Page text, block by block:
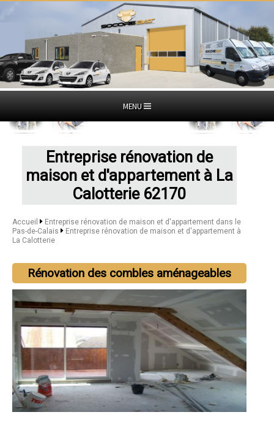
MENU
Entreprise rénovation de
maison et d'appartement à La
Calotterie 62170
Accueil
Entreprise rénovation de maison et d'appartement dans le
Pas-de-Calais
Entreprise rénovation de maison et d'appartement à
La Calotterie
Rénovation des combles aménageables